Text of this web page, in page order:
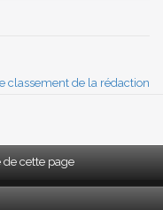
classement de la rédaction
cette page